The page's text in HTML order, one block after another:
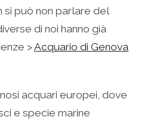
si può non parlare del
di noi hanno già
>Acquario di Genova
acquari europei, dove
e specie marine